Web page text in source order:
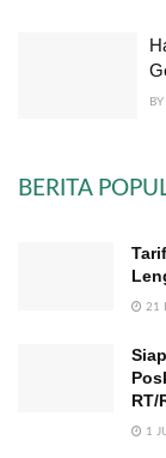
BY
BERITA
21
RT/
1